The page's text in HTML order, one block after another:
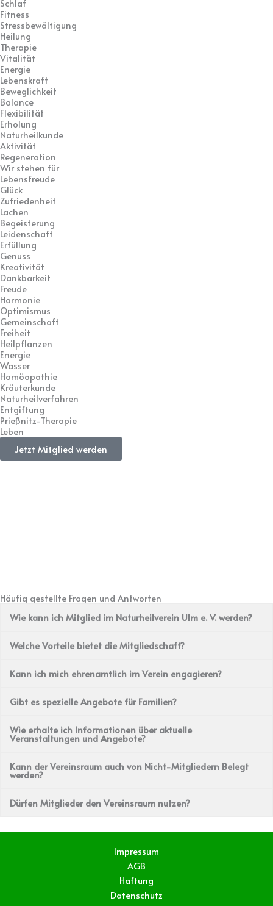
Schlaf
Fitness
Stressbewältigung
Heilung
Therapie
Vitalität
Energie
Lebenskraft
Beweglichkeit
Balance
Flexibilität
Erholung
Naturheilkunde
Aktivität
Regeneration
Wir stehen für
Lebensfreude
Glück
Zufriedenheit
Lachen
Begeisterung
Leidenschaft
Erfüllung
Genuss
Kreativität
Dankbarkeit
Freude
Harmonie
Optimismus
Gemeinschaft
Freiheit
Heilpflanzen
Energie
Wasser
Homöopathie
Kräuterkunde
Naturheilverfahren
Entgiftung
Prießnitz-Therapie
Leben
Jetzt Mitglied werden
Häufig gestellte Fragen und Antworten
Wie kann ich Mitglied im Naturheilverein Ulm e. V. werden?
Welche Vorteile bietet die Mitgliedschaft?
Kann ich mich ehrenamtlich im Verein engagieren?
Gibt es spezielle Angebote für Familien?
Wie erhalte ich Informationen über aktuelle
Veranstaltungen und Angebote?
Kann der Vereinsraum auch von Nicht-Mitgliedern Belegt
werden?
Dürfen Mitglieder den Vereinsraum nutzen?
Impressum
AGB
Haftung
Datenschutz